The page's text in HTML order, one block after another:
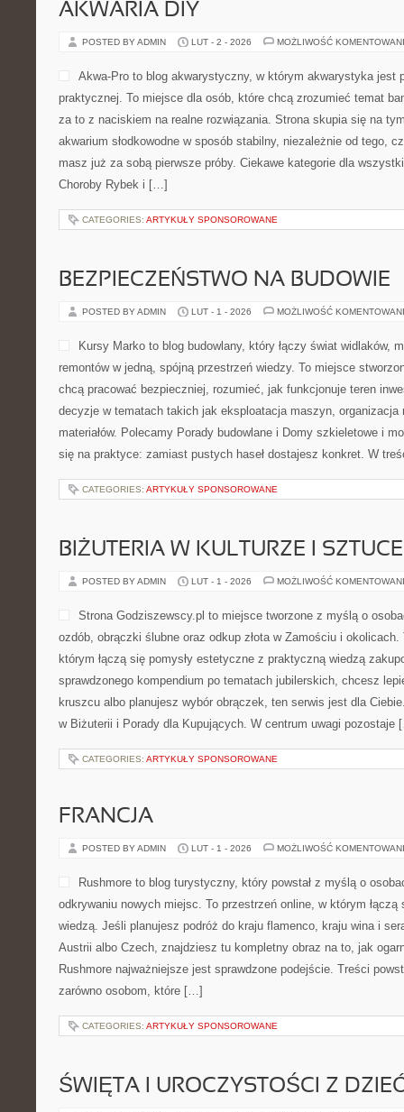
AKWARIA DIY
POSTED BY ADMIN LUT - 2 - 2026 MOŻLIWOŚĆ
Akwa-Pro to blog akwarystyczny, w którym akwarystyka jest
praktycznej. To miejsce dla osób, które chcą zrozumieć temat
za to z naciskiem na realne rozwiązania. Strona skupia się na
akwarium słodkowodne w sposób stabilny, niezależnie od tego,
masz już za sobą pierwsze próby. Ciekawe kategorie dla
Choroby Rybek i […]
CATEGORIES: ARTYKUŁY SPONSOROWANE
BEZPIECZEŃSTWO NA BUDOWIE
POSTED BY ADMIN LUT - 1 - 2026 MOŻLIWOŚĆ
Kursy Marko to blog budowlany, który łączy świat widlaków,
remontów w jedną, spójną przestrzeń wiedzy. To miejsce
chcą pracować bezpieczniej, rozumieć, jak funkcjonuje teren
decyzje w tematach takich jak eksploatacja maszyn, organizacja
materiałów. Polecamy Porady budowlane i Domy szkieletowe i
się na praktyce: zamiast pustych haseł dostajesz konkret. W
CATEGORIES: ARTYKUŁY SPONSOROWANE
BIŻUTERIA W KULTURZE I SZTUCE
POSTED BY ADMIN LUT - 1 - 2026 MOŻLIWOŚĆ
Strona Godziszewscy.pl to miejsce tworzone z myślą o
ozdób, obrączki ślubne oraz odkup złota w Zamościu i okolicach.
którym łączą się pomysły estetyczne z praktyczną wiedzą
sprawdzonego kompendium po tematach jubilerskich, chcesz
kruszcu albo planujesz wybór obrączek, ten serwis jest dla
w Biżuterii i Porady dla Kupujących. W centrum uwagi pozostaje
CATEGORIES: ARTYKUŁY SPONSOROWANE
FRANCJA
POSTED BY ADMIN LUT - 1 - 2026 MOŻLIWOŚĆ
Rushmore to blog turystyczny, który powstał z myślą o
odkrywaniu nowych miejsc. To przestrzeń online, w którym
wiedzą. Jeśli planujesz podróż do kraju flamenco, kraju wina i
Austrii albo Czech, znajdziesz tu kompletny obraz na to, jak
Rushmore najważniejsze jest sprawdzone podejście. Treści
zarówno osobom, które […]
CATEGORIES: ARTYKUŁY SPONSOROWANE
ŚWIĘTA I UROCZYSTOŚCI Z